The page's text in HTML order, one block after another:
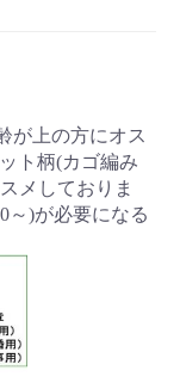
が上の方にオス
ト柄(カゴ編み
メしておりま
～)が必要になる